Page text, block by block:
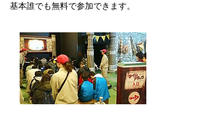
基本誰でも無料で参加できます。